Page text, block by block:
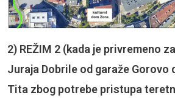
2) REŽIM 2 (kada je privremeno
Juraja Dobrile od garaže Gorovo
Tita zbog potrebe pristupa